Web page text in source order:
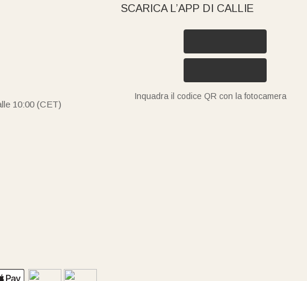
10:00 (CET)
SCARICA L’APP DI CALLIE
Inquadra il codice QR con la fotocamera